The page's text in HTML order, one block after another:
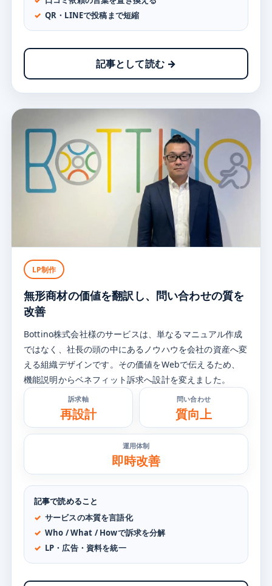
QR・LINEで投稿まで短縮
記事として読む →
LP制作
無形商材の価値を翻訳し、 問い合わせの質を
改善
Bottino株式会社様のサービスは、単なるマニュアル作成
ではなく、社長の頭の中にあるノウハウを会社の資産へ変
える組織デザインです。その価値をWebで伝えるため、
機能説明からベネフィット訴求へ設計を変えました。
訴求軸
再設計
問い合わせ
質向上
運用体制
即時改善
記事で読めること
サービスの本質を言語化
Who / What / Howで訴求を分解
LP・広告・資料を統一